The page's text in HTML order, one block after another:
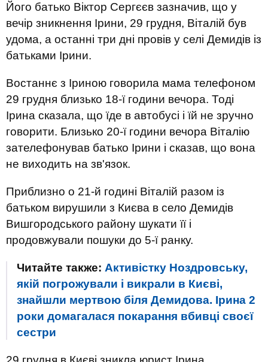
Його батько Віктор Сергєєв зазначив, що у
вечір зникнення Ірини, 29 грудня, Віталій був
удома, а останні три дні провів у селі Демидів із
батьками Ірини.
Востаннє з Іриною говорила мама телефоном
29 грудня близько 18-ї години вечора. Тоді
Ірина сказала, що їде в автобусі і їй не зручно
говорити. Близько 20-ї години вечора Віталію
зателефонував батько Ірини і сказав, що вона
не виходить на зв'язок.
Приблизно о 21-й годині Віталій разом із
батьком вирушили з Києва в село Демидів
Вишгородського району шукати її і
продовжували пошуки до 5-ї ранку.
Читайте также: Активістку Ноздровську,
якій погрожували і викрали в Києві,
знайшли мертвою біля Демидова. Ірина 2
роки домагалася покарання вбивці своєї
сестри